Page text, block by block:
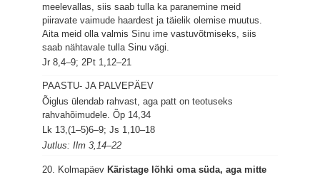
meelevallas, siis saab tulla ka paranemine meid
piiravate vaimude haardest ja täielik olemise muutus.
Aita meid olla valmis Sinu ime vastuvõtmiseks, siis
saab nähtavale tulla Sinu vägi.
Jr 8,4–9; 2Pt 1,12–21
PAASTU- JA PALVEPÄEV
Õiglus ülendab rahvast, aga patt on teotuseks
rahvahõimudele.Õp 14,34
Lk 13,(1–5)6–9; Js 1,10–18
Jutlus: Ilm 3,14–22
20. Kolmapäev Käristage lõhki oma süda, aga mitte